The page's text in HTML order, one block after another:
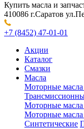
Купить масла и
410086 г.Саратов
+7 (8452) 47-01-01
Акции
Каталог
Смазки
Масла
Моторные масла
Моторные
Моторные масла
Синтетические